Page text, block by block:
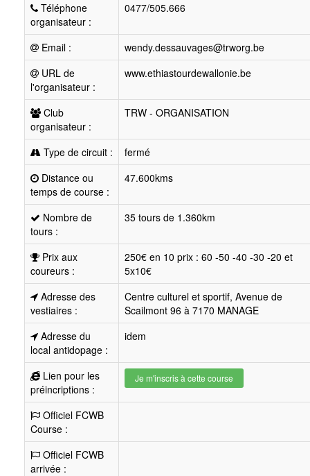
Téléphone
organisateur :
0477/505.666
Email :
wendy.dessauvages@trworg.be
URL de
l'organisateur :
www.ethiastourdewallonie.be
Club
organisateur :
TRW - ORGANISATION
Type de circuit :
fermé
Distance ou
temps de course :
47.600kms
Nombre de
tours :
35 tours de 1.360km
Prix aux
coureurs :
250€ en 10 prix : 60 -50 -40 -30 -20 et
5x10€
Adresse des
vestiaires :
Centre culturel et sportif, Avenue de
Scailmont 96 à 7170 MANAGE
Adresse du
local antidopage :
idem
Lien pour les
préincriptions :
Je m'inscris à cette course
Officiel FCWB
Course :
Officiel FCWB
arrivée :